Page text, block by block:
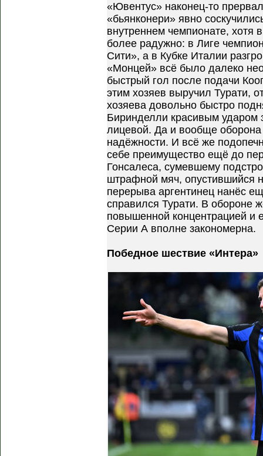
«Ювентус» наконец-то
«бьянконери» явно
внутреннем чемпионате, хотя
более радужно: в Лиге
Сити», а в Кубке Италии
«Монцей» всё было далеко
быстрый гол после подачи
этим хозяев выручил Турати,
хозяева довольно быстро
Биринделли красивым ударом
лицевой. Да и вообще
надёжности. И всё же
себе преимущество ещё до
Гонсалеса, сумевшему
штрафной мяч, опустившийся
перерыва аргентинец нанёс
справился Турати. В обороне
повышенной концентрацией и
Серии А вполне закономерна.
Победное шествие «Интера»